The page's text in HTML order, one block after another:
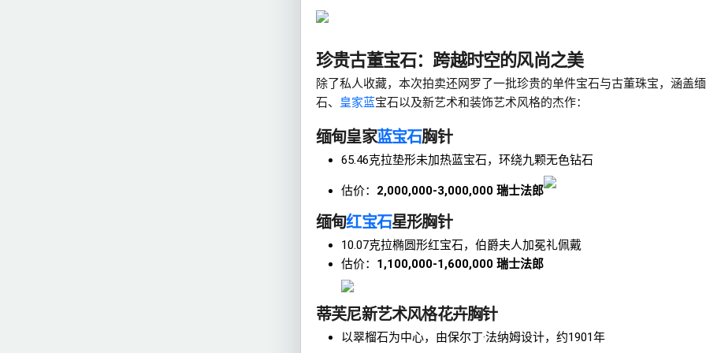
珍贵古董宝石：跨越时空的风尚之美
除了私人收藏，本次拍卖还网罗了一批珍贵的单件宝石与古董珠宝，涵盖
石、 皇家蓝宝石以及新艺术和装饰艺术风格的杰作：
缅甸皇家蓝宝石胸针
65.46克拉垫形未加热蓝宝石，环绕九颗无色钻石
估价： 2,000,000-3,000,000 瑞士法郎
缅甸红宝石星形胸针
10.07克拉椭圆形红宝石，伯爵夫人加冕礼佩戴
估价： 1,100,000-1,600,000 瑞士法郎
蒂芙尼新艺术风格花卉胸针
以翠榴石为中心，由保尔丁·法纳姆设计，约1901年